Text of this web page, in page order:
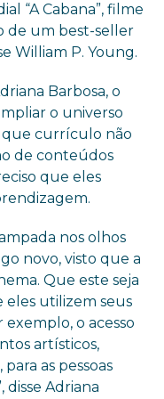
“A Cabana”, filme
de um best-seller
William P. Young.
Barbosa, o
o universo
currículo não
de conteúdos
que eles
nos olhos
novo, visto que a
Que este seja
eles utilizem seus
o acesso
artísticos,
as pessoas
disse Adriana